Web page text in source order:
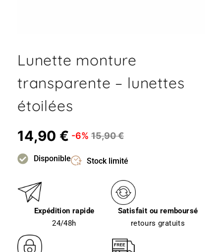
Lunette monture
transparente – lunettes
étoilées
14,90 € -6% 15,90€
Disponible Stock limité
Expédition rapide
24/48h
Satisfait ou remboursé
retours gratuits